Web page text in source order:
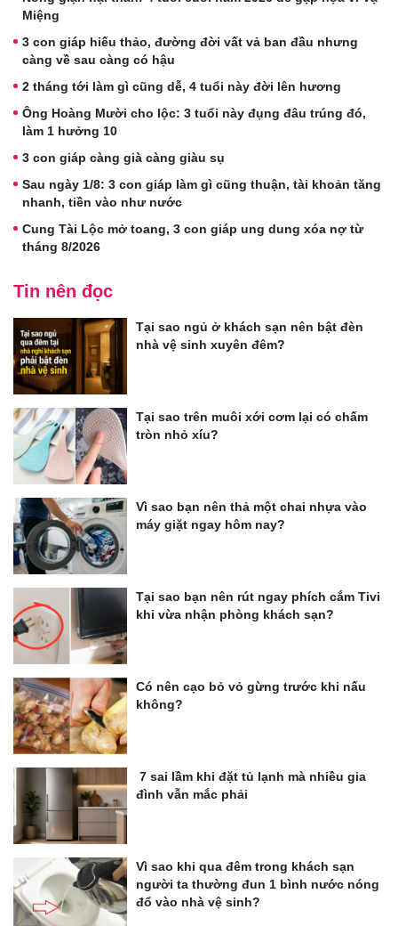
Miệng
3 con giáp hiếu thảo, đường đời vất vả ban đầu nhưng
càng về sau càng có hậu
2 tháng tới làm gì cũng dễ, 4 tuổi này đời lên hương
Ông Hoàng Mười cho lộc: 3 tuổi này đụng đâu trúng đó,
làm 1 hưởng 10
3 con giáp càng già càng giàu sụ
Sau ngày 1/8: 3 con giáp làm gì cũng thuận, tài khoản tăng
nhanh, tiền vào như nước
Cung Tài Lộc mở toang, 3 con giáp ung dung xóa nợ từ
tháng 8/2026
Tin nên đọc
Tại sao ngủ ở khách sạn nên bật đèn
nhà vệ sinh xuyên đêm?
Tại sao trên muôi xới cơm lại có chấm
tròn nhỏ xíu?
Vì sao bạn nên thả một chai nhựa vào
máy giặt ngay hôm nay?
Tại sao bạn nên rút ngay phích cắm Tivi
khi vừa nhận phòng khách sạn?
Có nên cạo bỏ vỏ gừng trước khi nấu
không?
7 sai lầm khi đặt tủ lạnh mà nhiều gia
đình vẫn mắc phải
Vì sao khi qua đêm trong khách sạn
người ta thường đun 1 bình nước nóng
đổ vào nhà vệ sinh?